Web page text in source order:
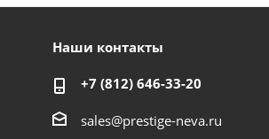
Наши контакты
+7 (812) 646-33-20
sales@prestige-neva.ru